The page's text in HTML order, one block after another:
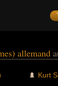
allemand
Kurt